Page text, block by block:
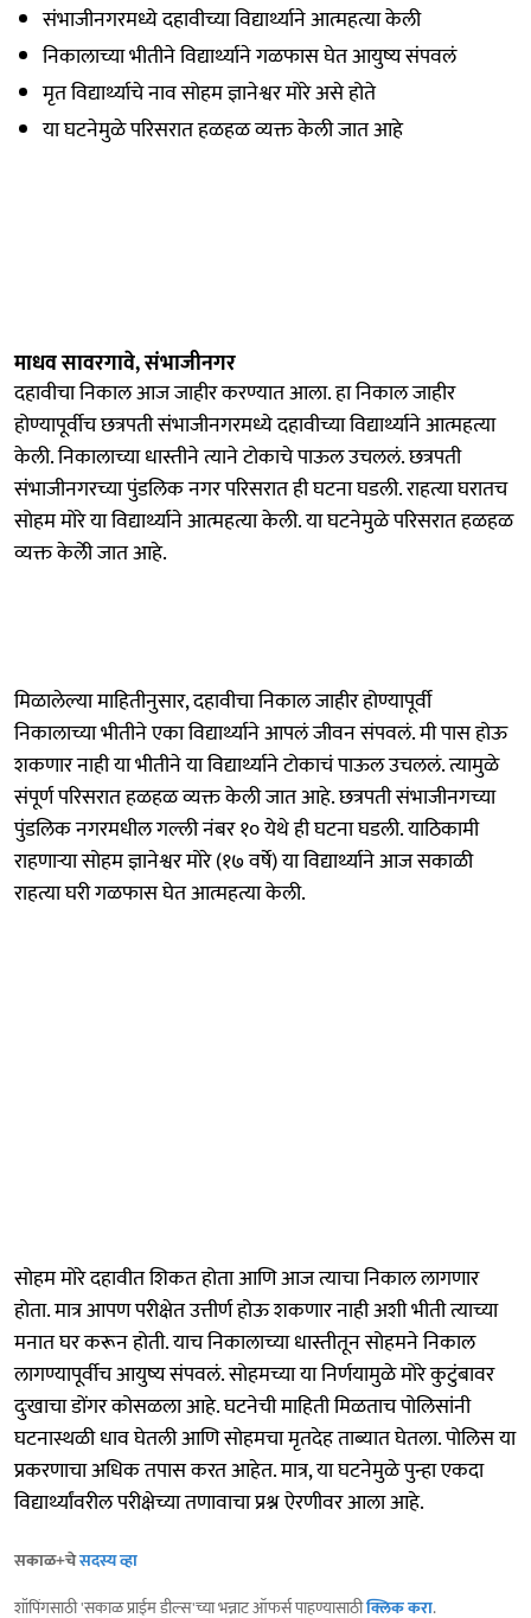
संभाजीनगरमध्ये दहावीच्या विद्यार्थ्याने आत्महत्या केली
निकालाच्या भीतीने विद्यार्थ्याने गळफास घेत आयुष्य संपवलं
मृत विद्यार्थ्याचे नाव सोहम ज्ञानेश्वर मोरे असे होते
या घटनेमुळे परिसरात हळहळ व्यक्त केली जात आहे
माधव सावरगावे, संभाजीनगर
दहावीचा निकाल आज जाहीर करण्यात आला. हा निकाल जाहीर
होण्यापूर्वीच छत्रपती संभाजीनगरमध्ये दहावीच्या विद्यार्थ्याने आत्महत्या
केली. निकालाच्या धास्तीने त्याने टोकाचे पाऊल उचललं. छत्रपती
संभाजीनगरच्या पुंडलिक नगर परिसरात ही घटना घडली. राहत्या घरातच
सोहम मोरे या विद्यार्थ्याने आत्महत्या केली. या घटनेमुळे परिसरात हळहळ
व्यक्त केलेी जात आहे.
मिळालेल्या माहितीनुसार, दहावीचा निकाल जाहीर होण्यापूर्वी
निकालाच्या भीतीने एका विद्यार्थ्याने आपलं जीवन संपवलं. मी पास होऊ
शकणार नाही या भीतीने या विद्यार्थ्याने टोकाचं पाऊल उचललं. त्यामुळे
संपूर्ण परिसरात हळहळ व्यक्त केली जात आहे. छत्रपती संभाजीनगच्या
पुंडलिक नगरमधील गल्ली नंबर १० येथे ही घटना घडली. याठिकामी
राहणाऱ्या सोहम ज्ञानेश्वर मोरे (१७ वर्षे) या विद्यार्थ्याने आज सकाळी
राहत्या घरी गळफास घेत आत्महत्या केली.
सोहम मोरे दहावीत शिकत होता आणि आज त्याचा निकाल लागणार
होता. मात्र आपण परीक्षेत उत्तीर्ण होऊ शकणार नाही अशी भीती त्याच्या
मनात घर करून होती. याच निकालाच्या धास्तीतून सोहमने निकाल
लागण्यापूर्वीच आयुष्य संपवलं. सोहमच्या या निर्णयामुळे मोरे कुटुंबावर
दुःखाचा डोंगर कोसळला आहे. घटनेची माहिती मिळताच पोलिसांनी
घटनास्थळी धाव घेतली आणि सोहमचा मृतदेह ताब्यात घेतला. पोलिस या
प्रकरणाचा अधिक तपास करत आहेत. मात्र, या घटनेमुळे पुन्हा एकदा
विद्यार्थ्यांवरील परीक्षेच्या तणावाचा प्रश्न ऐरणीवर आला आहे.
सकाळ+चेसदस्य व्हा
शॉपिंगसाठी 'सकाळ प्राईम डील्स'च्या भन्नाट ऑफर्स पाहण्यासाठीक्लिक करा.